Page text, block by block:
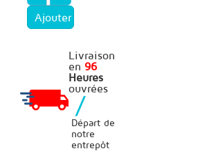
Livraison
en 96
Heures
ouvrées
/
Départ de
notre
entrepôt